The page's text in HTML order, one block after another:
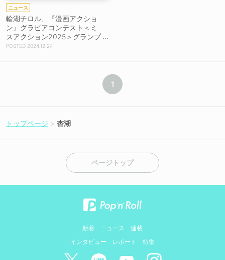
ニュース
輪湖チロル、『漫画アクショ
ン』グラビアコンテスト＜ミ
スアクション2025＞グランプ
リ獲得！【コメントあり】
2024.12.24
1
トップページ 杏湖
ページトップ
新着 ニュース
連載
インタビュー
レポート 特集